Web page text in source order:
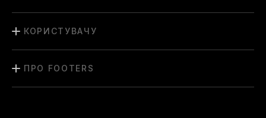
КОРИСТУВАЧУ
ПРО FOOTERS